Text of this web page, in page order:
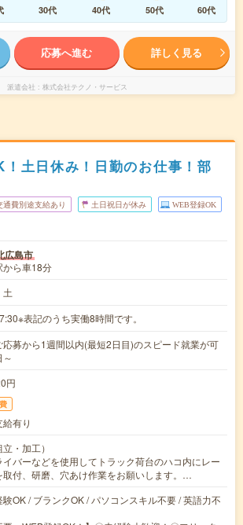
30代 40代 50代 60代
応募へ進む 詳しく見る
派遣会社 株式会社テクノ・サービス
土日休み！日勤のお仕事！部
通費別途支給あり 土日祝日が休み WEB登録OK
広島市
から車18分
土
表記のうち実働8時間です。
応募から1週間以内(最短2日目)のスピード就業が可
円
有り
・加工）
イバーなどを使用してトラック荷台のハコ内にレー
取付、研磨、穴あけ作業をお願いします。…
OK / ブランクOK / パソコンスキル不要 / 英語力不